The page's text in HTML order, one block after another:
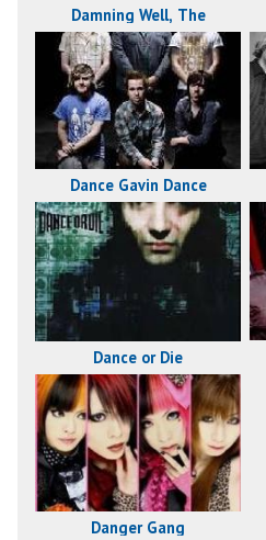
Damning Well, The
Dance Gavin Dance
Dance or Die
Danger Gang